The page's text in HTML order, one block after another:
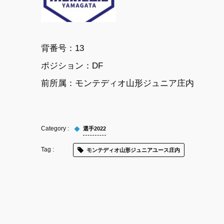
背番号： 13
ポジション： DF
前所属： モンテディオ山形ジュニア庄内
選手2022
モンテディオ山形ジュニアユース庄内